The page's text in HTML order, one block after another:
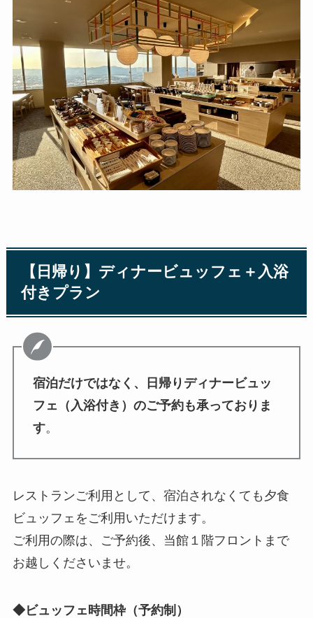
【日帰り】ディナービュッフェ＋入浴
付きプラン
宿泊だけではなく、日帰りディナービュッ
フェ（入浴付き）のご予約も承っておりま
す。
レストランご利用として、宿泊されなくても夕食
ビュッフェをご利用いただけます。
ご利用の際は、ご予約後、当館１階フロントまで
お越しくださいませ。
◆ビュッフェ時間枠（予約制）